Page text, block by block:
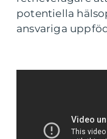
potentiella
ansvariga